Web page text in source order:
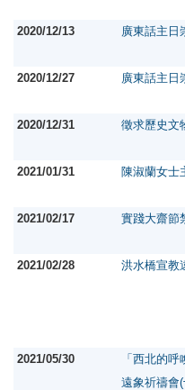
2020/12/13
廣東話主日
2020/12/27
廣東話主日
2020/12/31
徵求歷史文
2021/01/31 陳淑蘭女士
2021/02/17 實踐大齋節
2021/02/28 洪水橋宣教
2021/05/30
「西北的
遠象祈禱會